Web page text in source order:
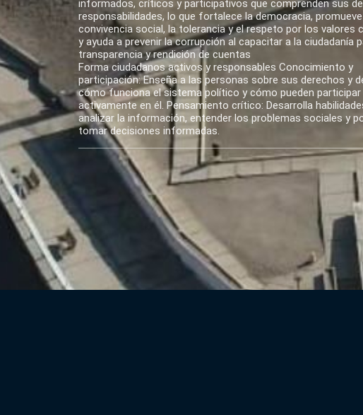
informados, críticos y participativos que comprenden sus
responsabilidades, lo que fortalece la democracia,
convivencia social, la tolerancia y el respeto por los valores
y ayuda a prevenir la corrupción al capacitar a la ciudadanía
transparencia y rendición de cuentas
Forma ciudadanos activos y responsables Conocimiento y
participación: Enseña a las personas sobre sus derechos y
cómo funciona el sistema político y cómo pueden participar
activamente en él. Pensamiento crítico: Desarrolla
analizar la información, entender los problemas sociales y
tomar decisiones informadas.